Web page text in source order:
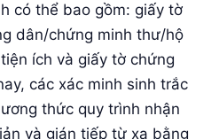
có thể bao gồm: giấy tờ
dân/chứng minh thư/hộ
ích và giấy tờ chứng
các xác minh sinh trắc
thức quy trình nhận
và gián tiếp từ xa bằng